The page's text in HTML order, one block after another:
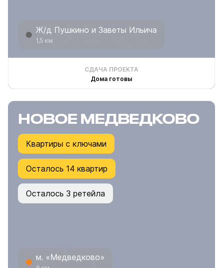
Ж/д Пушкино и Заветы Ильича
1,5 км
СДАЧА ПРОЕКТА
Дома готовы
НОВОЕ МЕДВЕДКОВО
Квартиры с ключами
Осталось 14 квартир
Осталось 3 ретейла
м. «Медведково»